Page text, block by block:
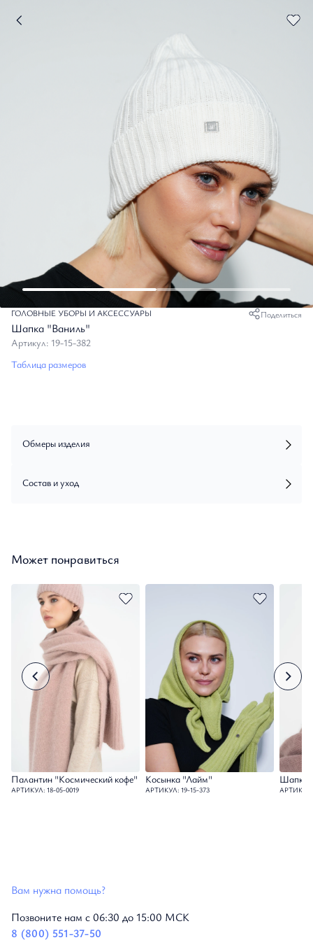
ГОЛОВНЫЕ УБОРЫ И АКСЕССУАРЫ
Шапка "Ваниль"
Поделиться
Артикул: 19-15-382
Таблица размеров
Обмеры изделия
Состав и уход
Может понравиться
Палантин "Космический кофе"
АРТИКУЛ: 18-05-0019
Косынка "Лайм"
АРТИКУЛ: 19-15-373
Шапка
АРТИКУЛ:
Вам нужна помощь?
Позвоните нам с 06:30 до 15:00 МСК
8 (800) 551-37-50